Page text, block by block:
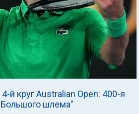
й круг Australian Open: 400-я
шлема"